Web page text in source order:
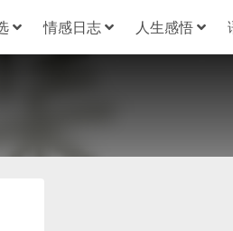
情感日志 人生感悟